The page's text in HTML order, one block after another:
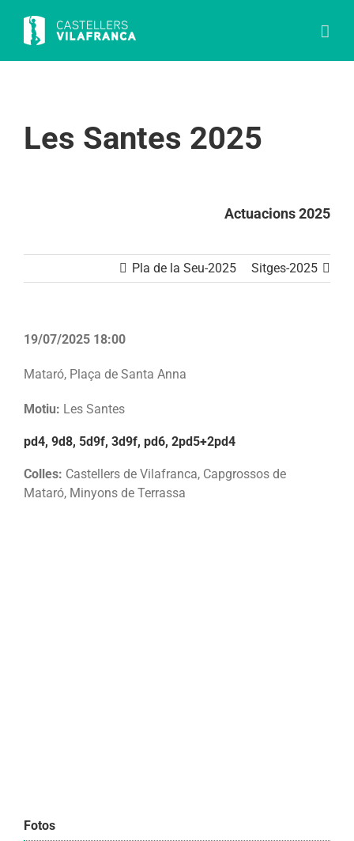
content
Les Santes 2025
Actuacions 2025
Pla de la Seu-2025 Sitges-2025
19/07/2025 18:00
Mataró, Plaça de Santa Anna
Motiu: Les Santes
pd4, 9d8, 5d9f, 3d9f, pd6, 2pd5+2pd4
Colles: Castellers de Vilafranca, Capgrossos de
Mataró, Minyons de Terrassa
Fotos